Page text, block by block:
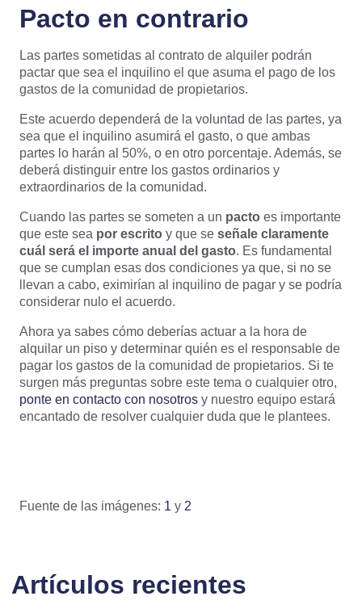
Pacto en contrario
Las partes sometidas al contrato de alquiler podrán
pactar que sea el inquilino el que asuma el pago de los
gastos de la comunidad de propietarios.
Este acuerdo dependerá de la voluntad de las partes, ya
sea que el inquilino asumirá el gasto, o que ambas
partes lo harán al 50%, o en otro porcentaje. Además, se
deberá distinguir entre los gastos ordinarios y
extraordinarios de la comunidad.
Cuando las partes se someten a un pacto es importante
que este sea por escrito y que se señale claramente
cuál será el importe anual del gasto. Es fundamental
que se cumplan esas dos condiciones ya que, si no se
llevan a cabo, eximirían al inquilino de pagar y se podría
considerar nulo el acuerdo.
Ahora ya sabes cómo deberías actuar a la hora de
alquilar un piso y determinar quién es el responsable de
pagar los gastos de la comunidad de propietarios. Si te
surgen más preguntas sobre este tema o cualquier otro,
ponte en contacto con nosotros y nuestro equipo estará
encantado de resolver cualquier duda que le plantees.
Fuente de las imágenes: 1 y 2
Artículos recientes